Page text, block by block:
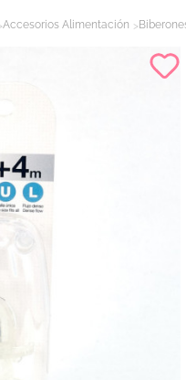
Accesorios Alimentación